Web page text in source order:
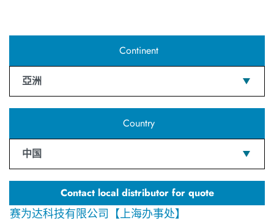
Continent
亞洲
Country
中国
Contact local distributor for quote
赛为达科技有限公司【上海办事处】